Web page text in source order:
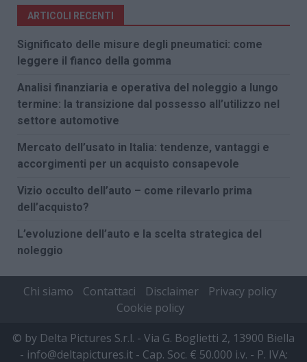
ARTICOLI RECENTI
Significato delle misure degli pneumatici: come
leggere il fianco della gomma
Analisi finanziaria e operativa del noleggio a lungo
termine: la transizione dal possesso all’utilizzo nel
settore automotive
Mercato dell’usato in Italia: tendenze, vantaggi e
accorgimenti per un acquisto consapevole
Vizio occulto dell’auto – come rilevarlo prima
dell’acquisto?
L’evoluzione dell’auto e la scelta strategica del
noleggio
Chi siamo Contattaci Disclaimer
Privacy policy
Cookie policy
© by Delta Pictures S.r.l. - Via G. Boglietti 2, 13900 Biella
- info@deltapictures.it - Cap. Soc. € 50.000 i.v. - P. IVA: